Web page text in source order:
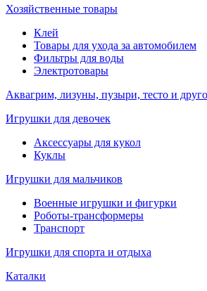
Хозяйственные товары
Клей
Товары для ухода за автомобилем
Фильтры для воды
Электротовары
Аквагрим, лизуны, пузыри, тесто и
Игрушки для девочек
Аксессуары для кукол
Куклы
Игрушки для мальчиков
Военные игрушки и фигурки
Роботы-трансформеры
Транспорт
Игрушки для спорта и отдыха
Каталки